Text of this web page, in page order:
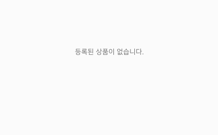
등록된 상품이 없습니다.